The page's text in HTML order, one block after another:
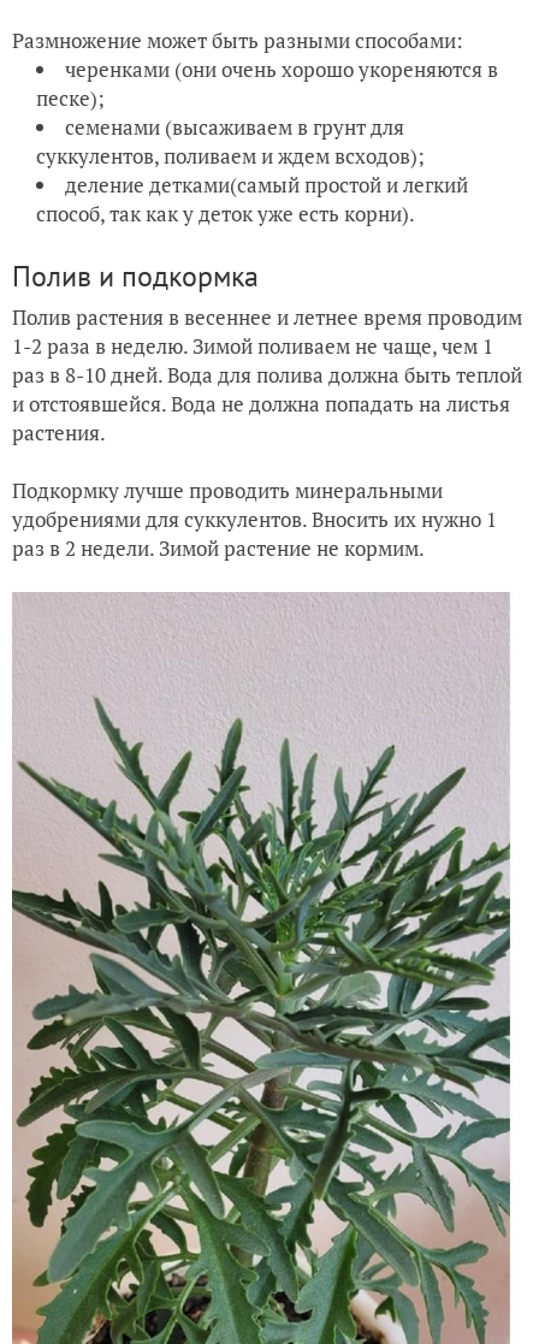
Размножение может быть разными способами:
черенками (они очень хорошо укореняются в
песке);
семенами (высаживаем в грунт для
суккулентов, поливаем и ждем всходов);
деление детками(самый простой и легкий
способ, так как у деток уже есть корни).
Полив и подкормка
Полив растения в весеннее и летнее время проводим
1-2 раза в неделю. Зимой поливаем не чаще, чем 1
раз в 8-10 дней. Вода для полива должна быть теплой
и отстоявшейся. Вода не должна попадать на листья
растения.
Подкормку лучше проводить минеральными
удобрениями для суккулентов. Вносить их нужно 1
раз в 2 недели. Зимой растение не кормим.